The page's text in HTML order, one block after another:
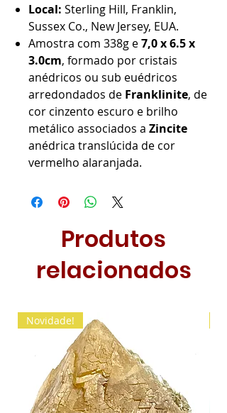
Local: Sterling Hill, Franklin,
Sussex Co., New Jersey, EUA.
Amostra com 338g e7,0 x 6.5 x
3.0cm, formado por cristais
anédricos ou sub euédricos
arredondados de Franklinite, de
cor cinzento escuro e brilho
metálico associados a Zincite
anédrica translúcida de cor
vermelho alaranjada.
Produtos
relacionados
Novidade!